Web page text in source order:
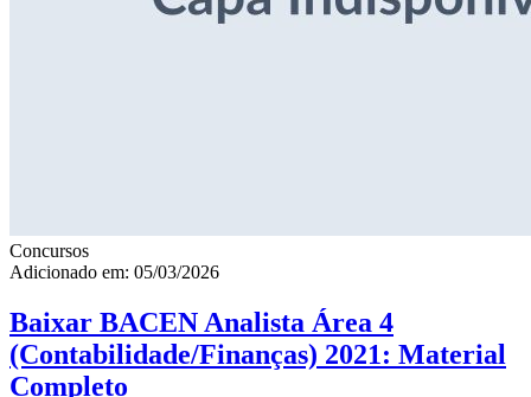
Concursos
Adicionado em: 05/03/2026
Baixar BACEN Analista Área 4
(Contabilidade/Finanças) 2021: Material
Completo